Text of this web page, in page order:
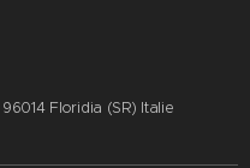
Floridia (SR) Italie